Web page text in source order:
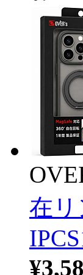
在